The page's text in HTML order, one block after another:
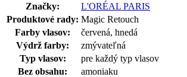
Značky:
L'ORÉAL PARIS
Produktové rady: Magic Retouch
Farby vlasov:
červená, hnedá
Výdrž farby:
zmývateľná
Typ vlasov:
pre každý typ vlasov
Bez obsahu:
amoniaku